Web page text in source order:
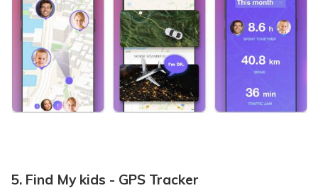
5. Find My kids - GPS Tracker